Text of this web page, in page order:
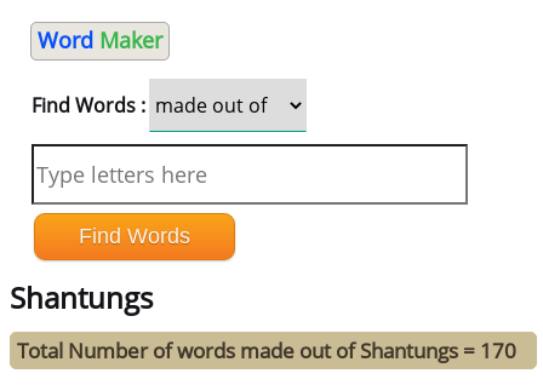
Word Maker
Find Words :
Shantungs
Total Number of words made out of Shantungs = 170